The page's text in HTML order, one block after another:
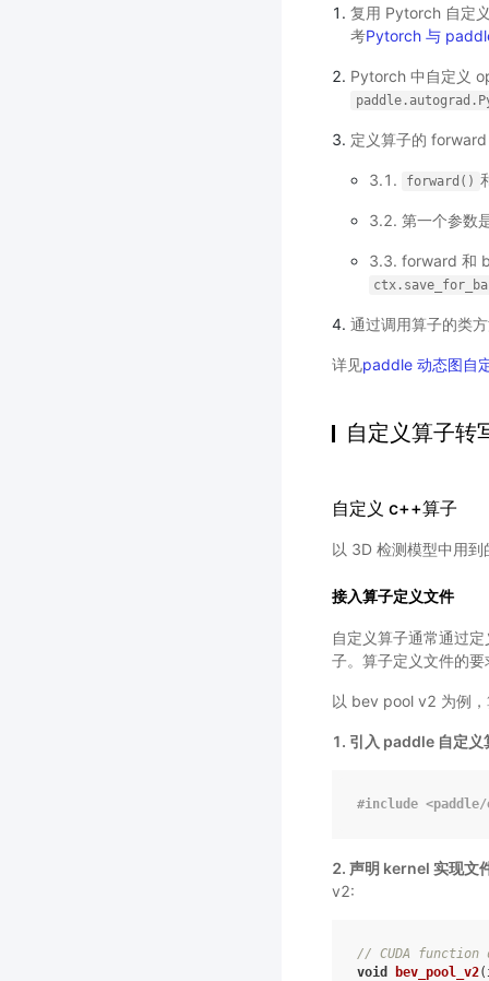
复用 Pytorch 自定
考Pytorch 与
Pytorch 中自定义
定义算子的
3.1. forward()
3.2. 第一个参数
3.3. forward 和
通过调用算子的类
详见paddle 动态图自
自定义算子转
自定义 c++算子
以 3D 检测模型中用
接入算子定义文件
自定义算子通常通过
子。算子定义文件的要
以 bev pool v2 为例
1. 引入 paddle 自定
#include
2. 声明 kernel 实现文
v2:
// CUDA function
void
bev_pool_v2(